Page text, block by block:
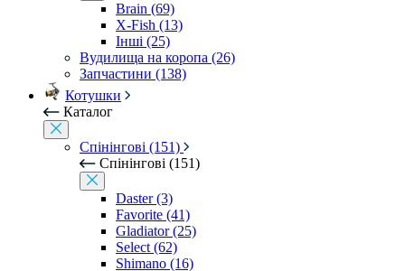
Brain (69)
X-Fish (13)
Інші (25)
Вудилища на коропа (26)
Запчастини (138)
Котушки
Каталог
Спінінгові (151)
Спінінгові (151)
Daster (3)
Favorite (41)
Gladiator (25)
Select (62)
Shimano (16)